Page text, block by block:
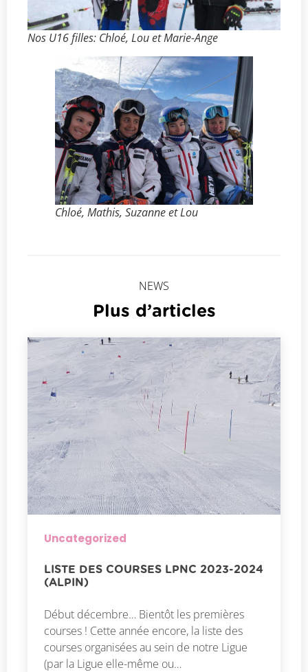
Nos U16 filles: Chloé, Lou et Marie-Ange
Chloé, Mathis, Suzanne et Lou
NEWS
Plus d’articles
Uncategorized
LISTE DES COURSES LPNC 2023-2024
(ALPIN)
Début décembre… Bientôt les premières
courses ! Cette année encore, la liste des
courses organisées au sein de notre Ligue
(par la Ligue elle-même ou…